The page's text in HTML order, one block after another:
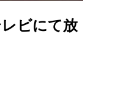
ビにて放